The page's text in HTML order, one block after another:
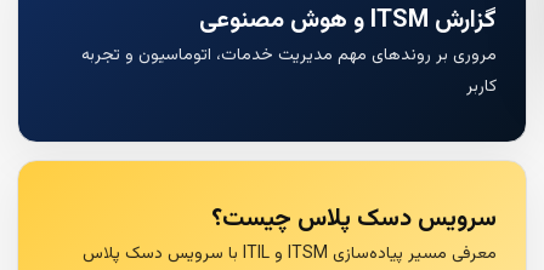
گزارش ITSM و هوش مصنوعی
مروری بر روندهای مهم مدیریت خدمات، اتوماسیون و تجربه
کاربر
سرویس دسک پلاس چیست؟
معرفی مسیر پیاده‌سازی ITSM و ITIL با سرویس دسک پلاس